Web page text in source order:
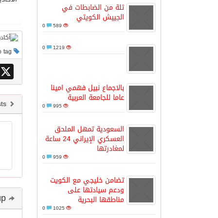
مدينة الملك سلمان للطاقة
كسوة الكعبة تعتلي البيت العتيق
“سبيس إكس” تطلق 24 قمرًا صناعيًا جديدًا إلى الفضاء
ثلة من الضابطات في
الجييش الكويتي
589
1219
بالاجماع نبيل فهمي امينا
عاما للجامعة العربية
995
السعودية تمهل الملحق
العسكري الإيراني 24 ساعة
لمغادرتها
959
تضامن خليجي مع الكويت
ودعم سيادتها على
مناطقها البحرية
1025
X